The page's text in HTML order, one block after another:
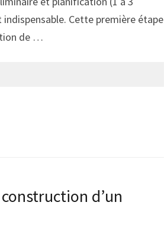
Cette première étape
de …
d’un